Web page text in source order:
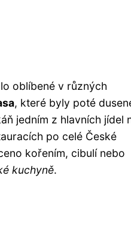
oblíbené v různých
, které byly poté
jedním z hlavních jídel
po celé České
kořením, cibulí nebo
kuchyně.